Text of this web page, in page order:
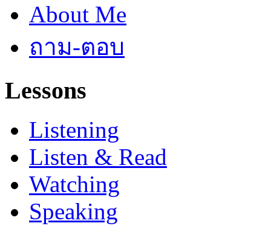
About Me
ถาม-ตอบ
Lessons
Listening
Listen & Read
Watching
Speaking